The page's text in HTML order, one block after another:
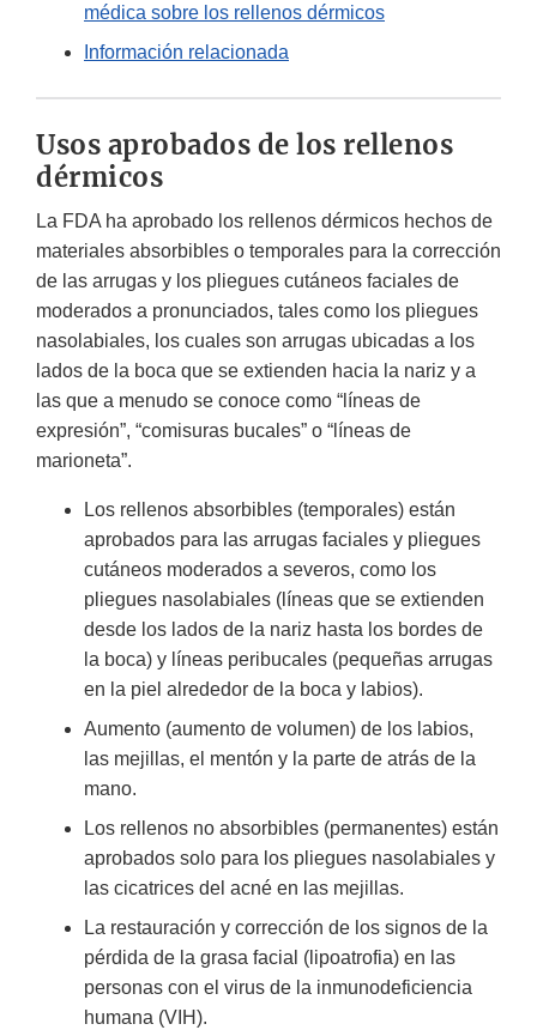
médica sobre los rellenos dérmicos
Información relacionada
Usos aprobados de los rellenos
dérmicos
La FDA ha aprobado los rellenos dérmicos hechos de
materiales absorbibles o temporales para la corrección
de las arrugas y los pliegues cutáneos faciales de
moderados a pronunciados, tales como los pliegues
nasolabiales, los cuales son arrugas ubicadas a los
lados de la boca que se extienden hacia la nariz y a
las que a menudo se conoce como “líneas de
expresión”, “comisuras bucales” o “líneas de
marioneta”.
Los rellenos absorbibles (temporales) están
aprobados para las arrugas faciales y pliegues
cutáneos moderados a severos, como los
pliegues nasolabiales (líneas que se extienden
desde los lados de la nariz hasta los bordes de
la boca) y líneas peribucales (pequeñas arrugas
en la piel alrededor de la boca y labios).
Aumento (aumento de volumen) de los labios,
las mejillas, el mentón y la parte de atrás de la
mano.
Los rellenos no absorbibles (permanentes) están
aprobados solo para los pliegues nasolabiales y
las cicatrices del acné en las mejillas.
La restauración y corrección de los signos de la
pérdida de la grasa facial (lipoatrofia) en las
personas con el virus de la inmunodeficiencia
humana (VIH).